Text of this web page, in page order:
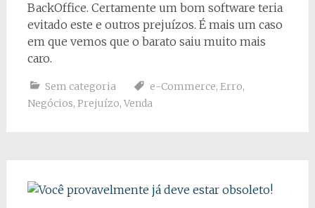
BackOffice. Certamente um bom software teria
evitado este e outros prejuízos. É mais um caso
em que vemos que o barato saiu muito mais
caro.
Sem categoria e-Commerce, Erro,
Negócios, Prejuízo, Venda